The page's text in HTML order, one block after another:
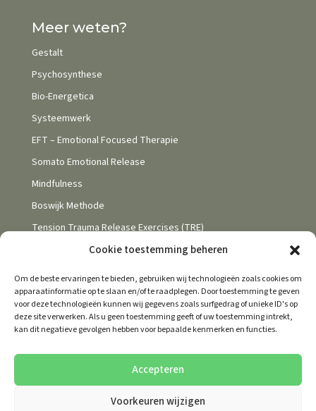
Cookie toestemming beheren
Om de beste ervaringen te bieden, gebruiken wij technologieën zoals cookies om
apparaatinformatie op te slaan en/of te raadplegen. Door toestemming te geven
voor deze technologieën kunnen wij gegevens zoals surfgedrag of unieke ID's op
deze site verwerken. Als u geen toestemming geeft of uw toestemming intrekt,
kan dit negatieve gevolgen hebben voor bepaalde kenmerken en functies.
Accepteren
Voorkeuren wijzigen
Meer weten?
Gestalt
Psychosynthese
Bio-Energetica
Systeemwerk
EFT – Emotional Focused Therapie
Somato Emotional Release
Mindfulness
Boswijk Methode
Tension Trauma Release Exercises (TRE)
Behandelovereenkomst
Privacybeleid
Disclaimer
Klachtenregeling
Links
Cookies